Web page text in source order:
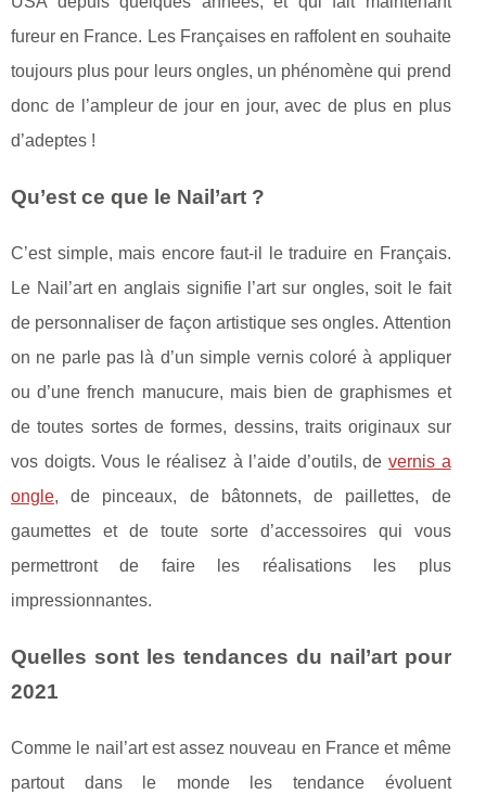
fureur en France. Les Françaises en raffolent en souhaite
toujours plus pour leurs ongles, un phénomène qui prend
donc de l’ampleur de jour en jour, avec de plus en plus
d’adeptes !
Qu’est ce que le Nail’art ?
C’est simple, mais encore faut-il le traduire en Français.
Le Nail’art en anglais signifie l’art sur ongles, soit le fait
de personnaliser de façon artistique ses ongles. Attention
on ne parle pas là d’un simple vernis coloré à appliquer
ou d’une french manucure, mais bien de graphismes et
de toutes sortes de formes, dessins, traits originaux sur
vos doigts. Vous le réalisez à l’aide d’outils, devernis a
ongle, de pinceaux, de bâtonnets, de paillettes, de
gaumettes et de toute sorte d’accessoires qui vous
permettront de faire les réalisations les plus
impressionnantes.
Quelles sont les tendances du nail’art pour
2021
Comme le nail’art est assez nouveau en France et même
partout dans le monde les tendance évoluent